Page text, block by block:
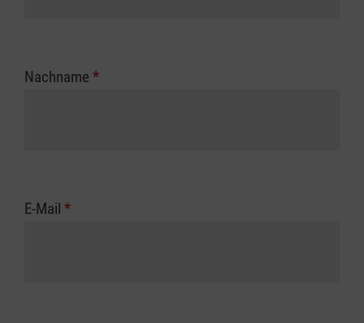
Nachname *
E-Mail *